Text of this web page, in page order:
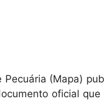
(Mapa)
oficial